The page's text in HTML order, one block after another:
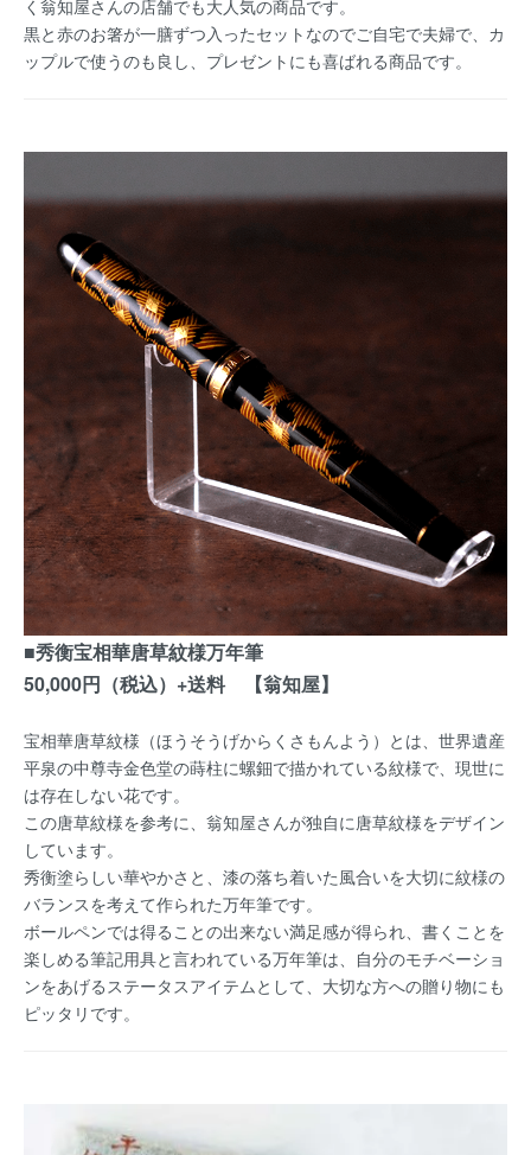
く翁知屋さんの店舗でも大人気の商品です。
黒と赤のお箸が一膳ずつ入ったセットなのでご自宅で夫婦で、カ
ップルで使うのも良し、プレゼントにも喜ばれる商品です。
■秀衡宝相華唐草紋様万年筆
50,000円（税込）+送料 【翁知屋】
宝相華唐草紋様（ほうそうげからくさもんよう）とは、世界遺産
平泉の中尊寺金色堂の蒔柱に螺鈿で描かれている紋様で、現世に
は存在しない花です。
この唐草紋様を参考に、翁知屋さんが独自に唐草紋様をデザイン
しています。
秀衡塗らしい華やかさと、漆の落ち着いた風合いを大切に紋様の
バランスを考えて作られた万年筆です。
ボールペンでは得ることの出来ない満足感が得られ、書くことを
楽しめる筆記用具と言われている万年筆は、自分のモチベーショ
ンをあげるステータスアイテムとして、大切な方への贈り物にも
ピッタリです。